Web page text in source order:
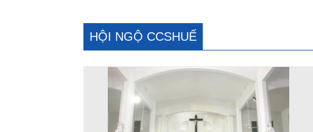
HỘI NGỘ CCSHUẾ